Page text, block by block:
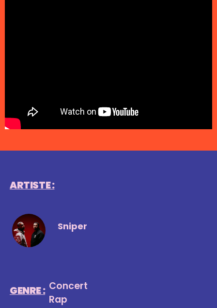
ARTISTE :
Sniper
GENRE : Concert
Rap